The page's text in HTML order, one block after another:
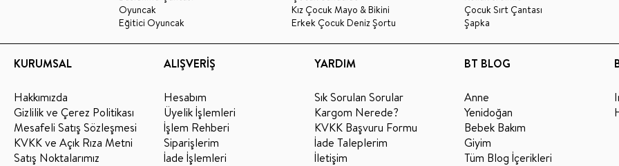
Oyuncak
Eğitici Oyuncak
Kız Çocuk Mayo & Bikini
Erkek Çocuk Deniz Şortu
Çocuk Sırt Çantası
Şapka
KURUMSAL
Hakkımızda
Gizlilik ve Çerez Politikası
Mesafeli Satış Sözleşmesi
KVKK ve Açık Rıza Metni
Satış Noktalarımız
ALIŞVERİŞ
Hesabım
Üyelik İşlemleri
İşlem Rehberi
Siparişlerim
İade İşlemleri
YARDIM
Sık Sorulan Sorular
Kargom Nerede?
KVKK Başvuru Formu
İade Taleplerim
İletişim
BT BLOG
Anne
Yenidoğan
Bebek Bakım
Giyim
Tüm Blog İçerikleri